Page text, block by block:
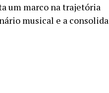
um marco na trajetória
musical e a consolida